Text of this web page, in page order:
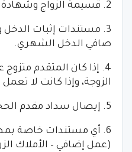
2. قسيمة الزواج وشهادة ميلاد الأولاد.
3. مستندات إثبات
صافي الدخل الشهري.
4. إذا كان المتقدم
الزوجة، وإذا كانت لا
5. إيصال سداد مقدم الحجز ومصروفات التسجيل.
6. أي مستندات خاصة
(عمل إضافي – الأملاك